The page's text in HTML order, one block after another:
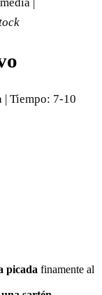
|
Tiempo: 7-10
picada finamente al